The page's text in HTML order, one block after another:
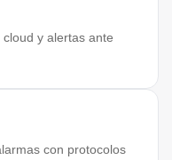
y alertas ante
con protocolos